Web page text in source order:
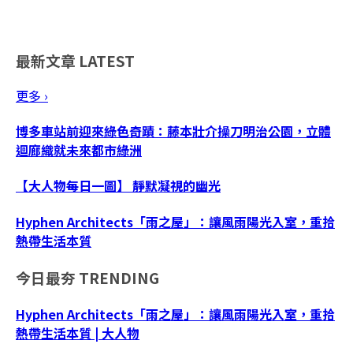
最新文章 LATEST
更多 ›
博多車站前迎來綠色奇蹟：藤本壯介操刀明治公園，立體
迴廊織就未來都市綠洲
【大人物每日一圖】 靜默凝視的幽光
Hyphen Architects「雨之屋」：讓風雨陽光入室，重拾
熱帶生活本質
今日最夯 TRENDING
Hyphen Architects「雨之屋」：讓風雨陽光入室，重拾
熱帶生活本質 | 大人物